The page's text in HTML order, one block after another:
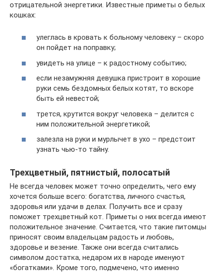
отрицательной энергетики. Известные приметы о белых
кошках:
улеглась в кровать к больному человеку – скоро
он пойдет на поправку;
увидеть на улице – к радостному событию;
если незамужняя девушка пристроит в хорошие
руки семь бездомных белых котят, то вскоре
быть ей невестой;
трется, крутится вокруг человека – делится с
ним положительной энергетикой;
залезла на руки и мурлычет в ухо – предстоит
узнать чью-то тайну.
Трехцветный, пятнистый, полосатый
Не всегда человек может точно определить, чего ему
хочется больше всего: богатства, личного счастья,
здоровья или удачи в делах. Получить все и сразу
поможет трехцветный кот. Приметы о них всегда имеют
положительное значение. Считается, что такие питомцы
приносят своим владельцам радость и любовь,
здоровье и везение. Также они всегда считались
символом достатка, недаром их в народе именуют
«богатками». Кроме того, подмечено, что именно